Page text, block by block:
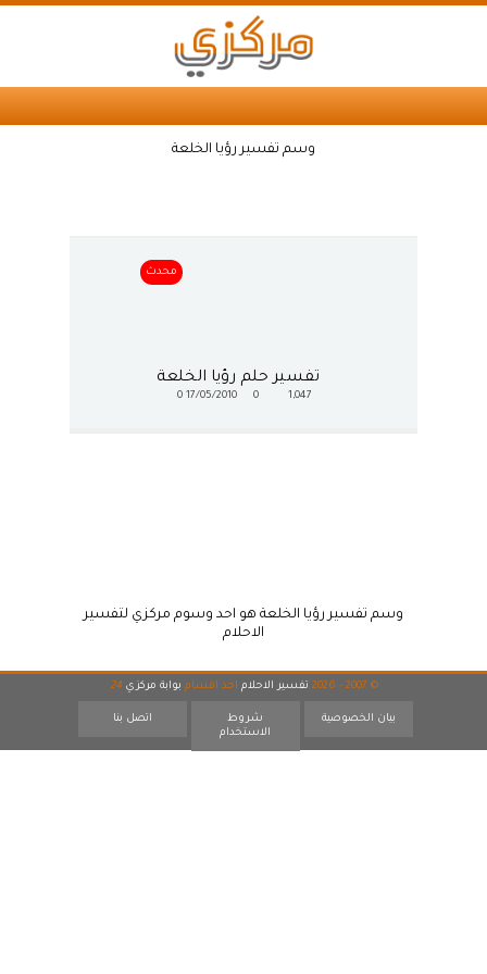
وسم تفسير رؤيا الخلعة
محدث
تفسير حلم رؤيا الخلعة
1,047
17/05/2010
0
وسم تفسير رؤيا الخلعة هو احد وسوم مركزي لتفسير
الاحلام
© 2007 - 2026 تفسير الاحلام احد اقسام بوابة مركزي 24
بيان الخصوصية
شروط
الاستخدام
اتصل بنا